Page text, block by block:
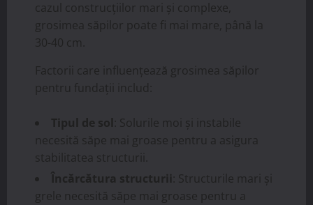
cazul construcțiilor mari și complexe,
grosimea săpilor poate fi mai mare, până la
30-40 cm.
Factorii care influențează grosimea săpilor
pentru fundații includ:
Tipul de sol : Solurile moi și instabile
necesită săpe mai groase pentru a asigura
stabilitatea structurii.
Încărcătura structurii : Structurile mari și
grele necesită săpe mai groase pentru a